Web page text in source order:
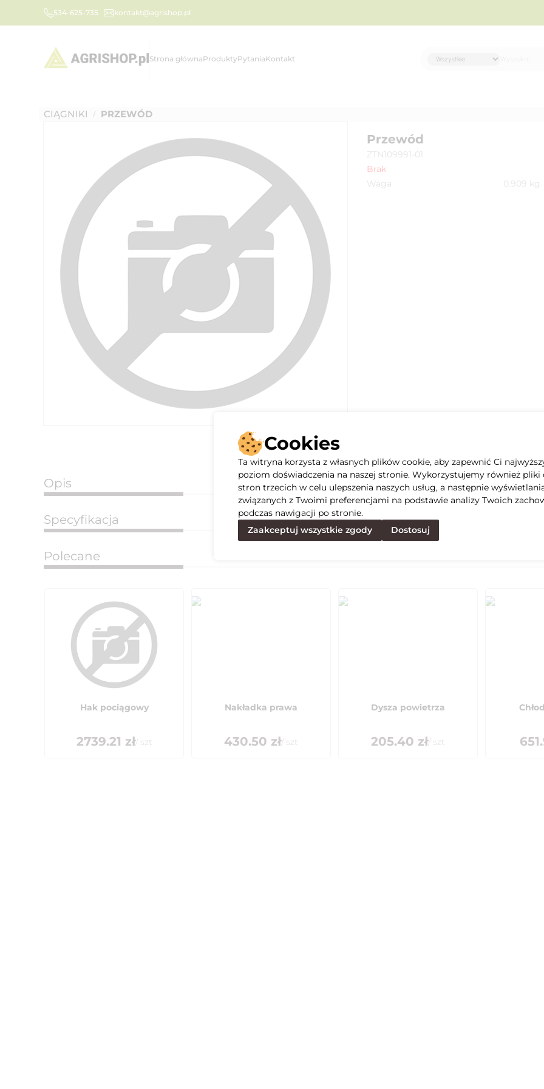
534-625-735 kontakt@agrishop.pl
Strona głównaProduktyPytaniaKontakt
CIĄGNIKI / PRZEWÓD
Przewód
ZTN109991-01
Brak
Waga
0.909 kg
Opis
Specyfikacja
Polecane
Hak pociągowy
2739.21 zł/ szt
Nakładka prawa
430.50 zł/ szt
Dysza powietrza
205.40 zł/ szt
Cookies
Ta witryna korzysta z własnych plików cookie, aby zapewnić Ci
poziom doświadczenia na naszej stronie. Wykorzystujemy również pliki
stron trzecich w celu ulepszenia naszych usług, a następnie
związanych z Twoimi preferencjami na podstawie analizy Twoich
podczas nawigacji po stronie.
Zaakceptuj wszystkie zgody
Dostosuj